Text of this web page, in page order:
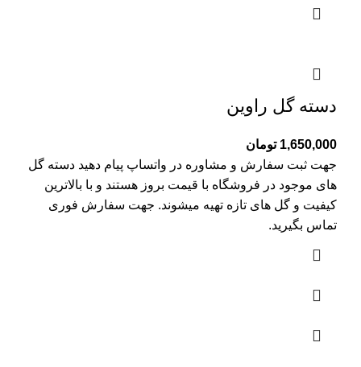
دسته گل راوین
1,650,000 تومان
جهت ثبت سفارش و مشاوره در واتساپ پیام دهید دسته گل
های موجود در فروشگاه با قیمت بروز هستند و با بالاترین
کیفیت و گل های تازه تهیه میشوند. جهت سفارش فوری
تماس بگیرید.